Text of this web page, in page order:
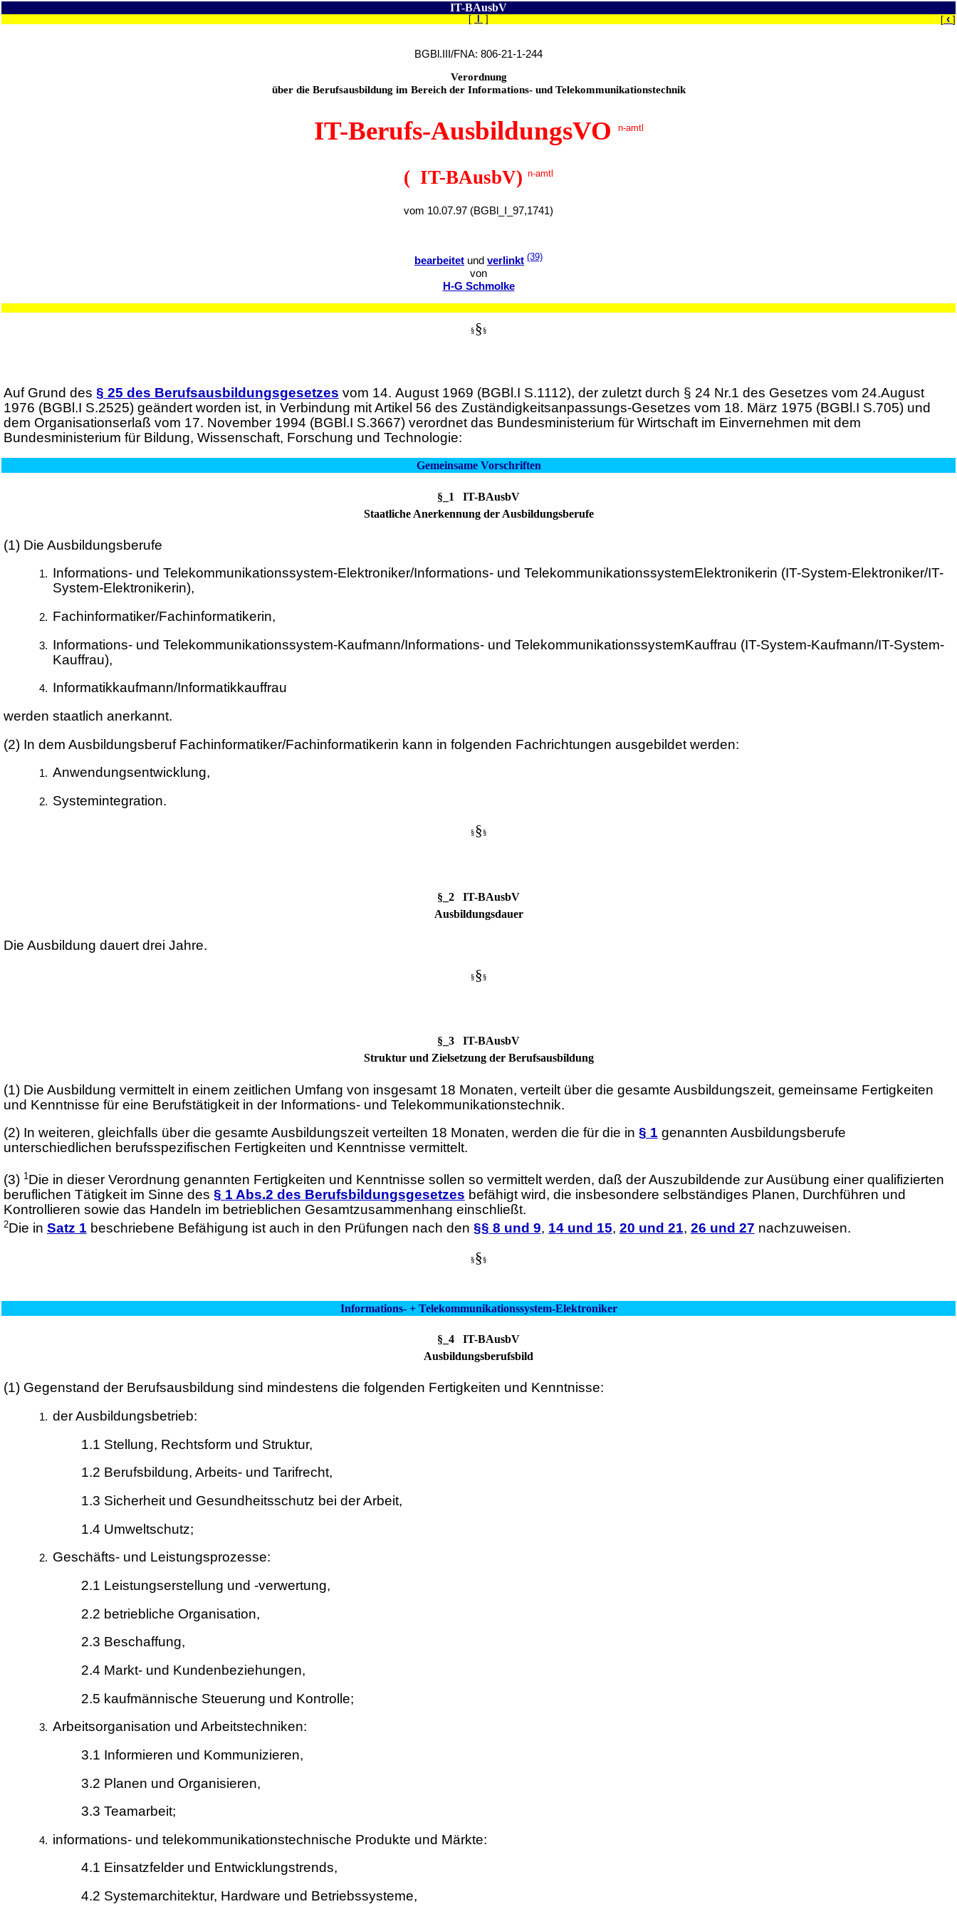
IT-BAusbV
[ ] [ ‹ ]
BGBl.III/FNA: 806-21-1-244
Verordnung
über die Berufsausbildung im Bereich der Informations- und Telekommunikationstechnik
IT-Berufs-AusbildungsVO n-amtl
( IT-BAusbV) n-amtl
vom 10.07.97 (BGBl_I_97,1741)
bearbeitet und verlinkt (39)
von
H-G Schmolke
§§ §
Auf Grund des § 25 des Berufsausbildungsgesetzes vom 14. August 1969 (BGBl.I S.1112), der zuletzt durch § 24 Nr.1 des Gesetzes vom 24.August
1976 (BGBl.I S.2525) geändert worden ist, in Verbindung mit Artikel 56 des Zuständigkeitsanpassungs-Gesetzes vom 18. März 1975 (BGBl.I S.705) und
dem Organisationserlaß vom 17. November 1994 (BGBl.I S.3667) verordnet das Bundesministerium für Wirtschaft im Einvernehmen mit dem
Bundesministerium für Bildung, Wissenschaft, Forschung und Technologie:
Gemeinsame Vorschriften
§_1 IT-BAusbV
Staatliche Anerkennung der Ausbildungsberufe
(1) Die Ausbildungsberufe
Informations- und Telekommunikationssystem-Elektroniker/Informations- und TelekommunikationssystemElektronikerin (IT-System-Elektroniker/IT-
System-Elektronikerin),
Fachinformatiker/Fachinformatikerin,
Informations- und Telekommunikationssystem-Kaufmann/Informations- und TelekommunikationssystemKauffrau (IT-System-Kaufmann/IT-System-
Kauffrau),
Informatikkaufmann/Informatikkauffrau
werden staatlich anerkannt.
(2) In dem Ausbildungsberuf Fachinformatiker/Fachinformatikerin kann in folgenden Fachrichtungen ausgebildet werden:
Anwendungsentwicklung,
Systemintegration.
§§ §
§_2 IT-BAusbV
Ausbildungsdauer
Die Ausbildung dauert drei Jahre.
§§ §
§_3 IT-BAusbV
Struktur und Zielsetzung der Berufsausbildung
(1) Die Ausbildung vermittelt in einem zeitlichen Umfang von insgesamt 18 Monaten, verteilt über die gesamte Ausbildungszeit, gemeinsame Fertigkeiten
und Kenntnisse für eine Berufstätigkeit in der Informations- und Telekommunikationstechnik.
(2) In weiteren, gleichfalls über die gesamte Ausbildungszeit verteilten 18 Monaten, werden die für die in § 1 genannten Ausbildungsberufe
unterschiedlichen berufsspezifischen Fertigkeiten und Kenntnisse vermittelt.
(3) 1Die in dieser Verordnung genannten Fertigkeiten und Kenntnisse sollen so vermittelt werden, daß der Auszubildende zur Ausübung einer qualifizierten
beruflichen Tätigkeit im Sinne des § 1 Abs.2 des Berufsbildungsgesetzes befähigt wird, die insbesondere selbständiges Planen, Durchführen und
Kontrollieren sowie das Handeln im betrieblichen Gesamtzusammenhang einschließt.
2Die in Satz 1 beschriebene Befähigung ist auch in den Prüfungen nach den §§ 8 und 9, 14 und 15, 20 und 21, 26 und 27 nachzuweisen.
§§ §
Informations- + Telekommunikationssystem-Elektroniker
§_4 IT-BAusbV
Ausbildungsberufsbild
(1) Gegenstand der Berufsausbildung sind mindestens die folgenden Fertigkeiten und Kenntnisse:
der Ausbildungsbetrieb:
1.1 Stellung, Rechtsform und Struktur,
1.2 Berufsbildung, Arbeits- und Tarifrecht,
1.3 Sicherheit und Gesundheitsschutz bei der Arbeit,
1.4 Umweltschutz;
Geschäfts- und Leistungsprozesse:
2.1 Leistungserstellung und -verwertung,
2.2 betriebliche Organisation,
2.3 Beschaffung,
2.4 Markt- und Kundenbeziehungen,
2.5 kaufmännische Steuerung und Kontrolle;
Arbeitsorganisation und Arbeitstechniken:
3.1 Informieren und Kommunizieren,
3.2 Planen und Organisieren,
3.3 Teamarbeit;
informations- und telekommunikationstechnische Produkte und Märkte:
4.1 Einsatzfelder und Entwicklungstrends,
4.2 Systemarchitektur, Hardware und Betriebssysteme,